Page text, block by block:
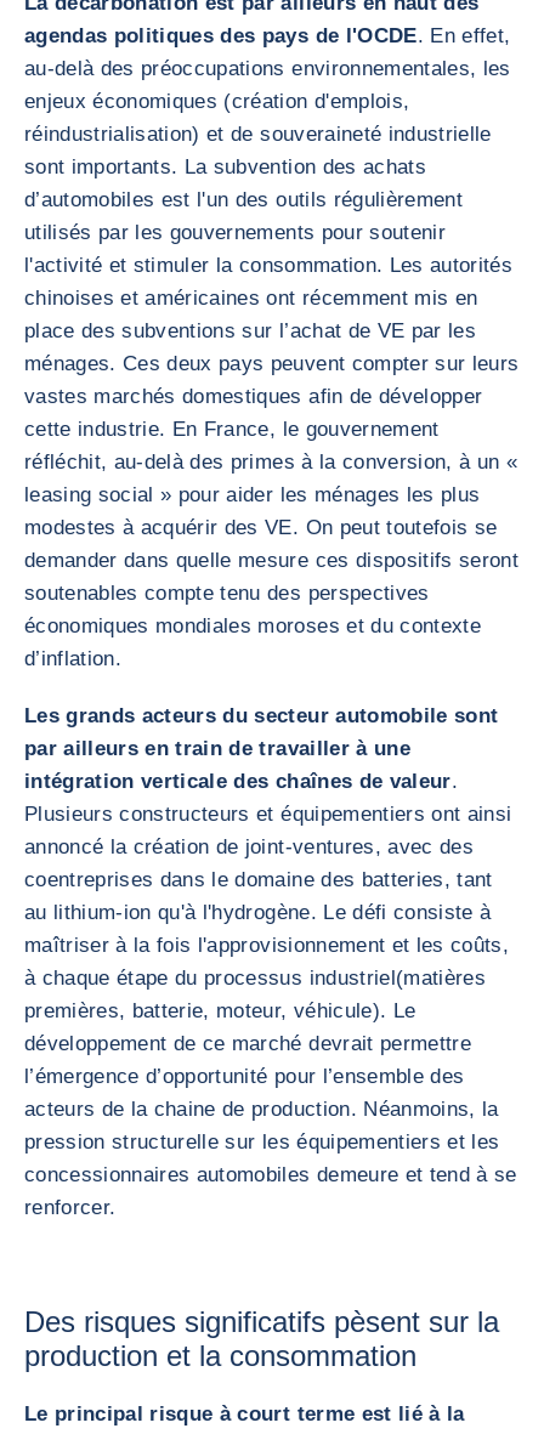
agendas politiques des pays de l'OCDE. En effet,
au-delà des préoccupations environnementales, les
enjeux économiques (création d'emplois,
réindustrialisation) et de souveraineté industrielle
sont importants. La subvention des achats
d’automobiles est l'un des outils régulièrement
utilisés par les gouvernements pour soutenir
l'activité et stimuler la consommation. Les autorités
chinoises et américaines ont récemment mis en
place des subventions sur l’achat de VE par les
ménages. Ces deux pays peuvent compter sur leurs
vastes marchés domestiques afin de développer
cette industrie. En France, le gouvernement
réfléchit, au-delà des primes à la conversion, à un «
leasing social » pour aider les ménages les plus
modestes à acquérir des VE. On peut toutefois se
demander dans quelle mesure ces dispositifs seront
soutenables compte tenu des perspectives
économiques mondiales moroses et du contexte
d’inflation.
Les grands acteurs du secteur automobile sont
par ailleurs en train de travailler à une
intégration verticale des chaînes de valeur.
Plusieurs constructeurs et équipementiers ont ainsi
annoncé la création de joint-ventures, avec des
coentreprises dans le domaine des batteries, tant
au lithium-ion qu'à l'hydrogène. Le défi consiste à
maîtriser à la fois l'approvisionnement et les coûts,
à chaque étape du processus industriel(matières
premières, batterie, moteur, véhicule). Le
développement de ce marché devrait permettre
l’émergence d’opportunité pour l’ensemble des
acteurs de la chaine de production. Néanmoins, la
pression structurelle sur les équipementiers et les
concessionnaires automobiles demeure et tend à se
renforcer.
Des risques significatifs pèsent sur la
production et la consommation
Le principal risque à court terme est lié à la